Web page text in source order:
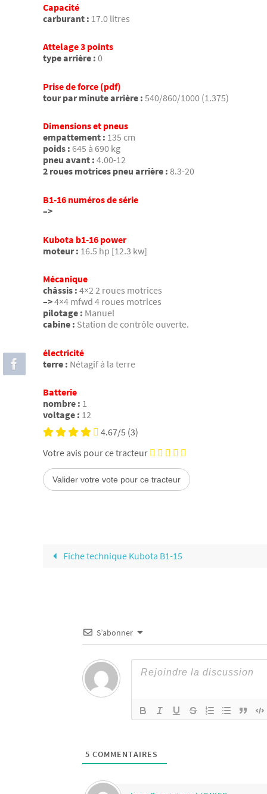
Capacité
carburant : 17.0 litres
Attelage 3 points
type arrière : 0
Prise de force (pdf)
tour par minute arrière : 540/860/1000 (1.375)
Dimensions et pneus
empattement : 135 cm
poids : 645 à 690 kg
pneu avant : 4.00-12
2 roues motrices pneu arrière : 8.3-20
B1-16 numéros de série
–>
Kubota b1-16 power
moteur : 16.5 hp [12.3 kw]
Mécanique
châssis : 4×2 2 roues motrices
–>4×4 mfwd 4 roues motrices
pilotage : Manuel
cabine : Station de contrôle ouverte.
électricité
terre : Nétagif à la terre
Batterie
nombre : 1
voltage : 12
4.67/5 (3)
Votre avis pour ce tracteur
Fiche technique Kubota B1-15
S’abonner
5 COMMENTAIRES